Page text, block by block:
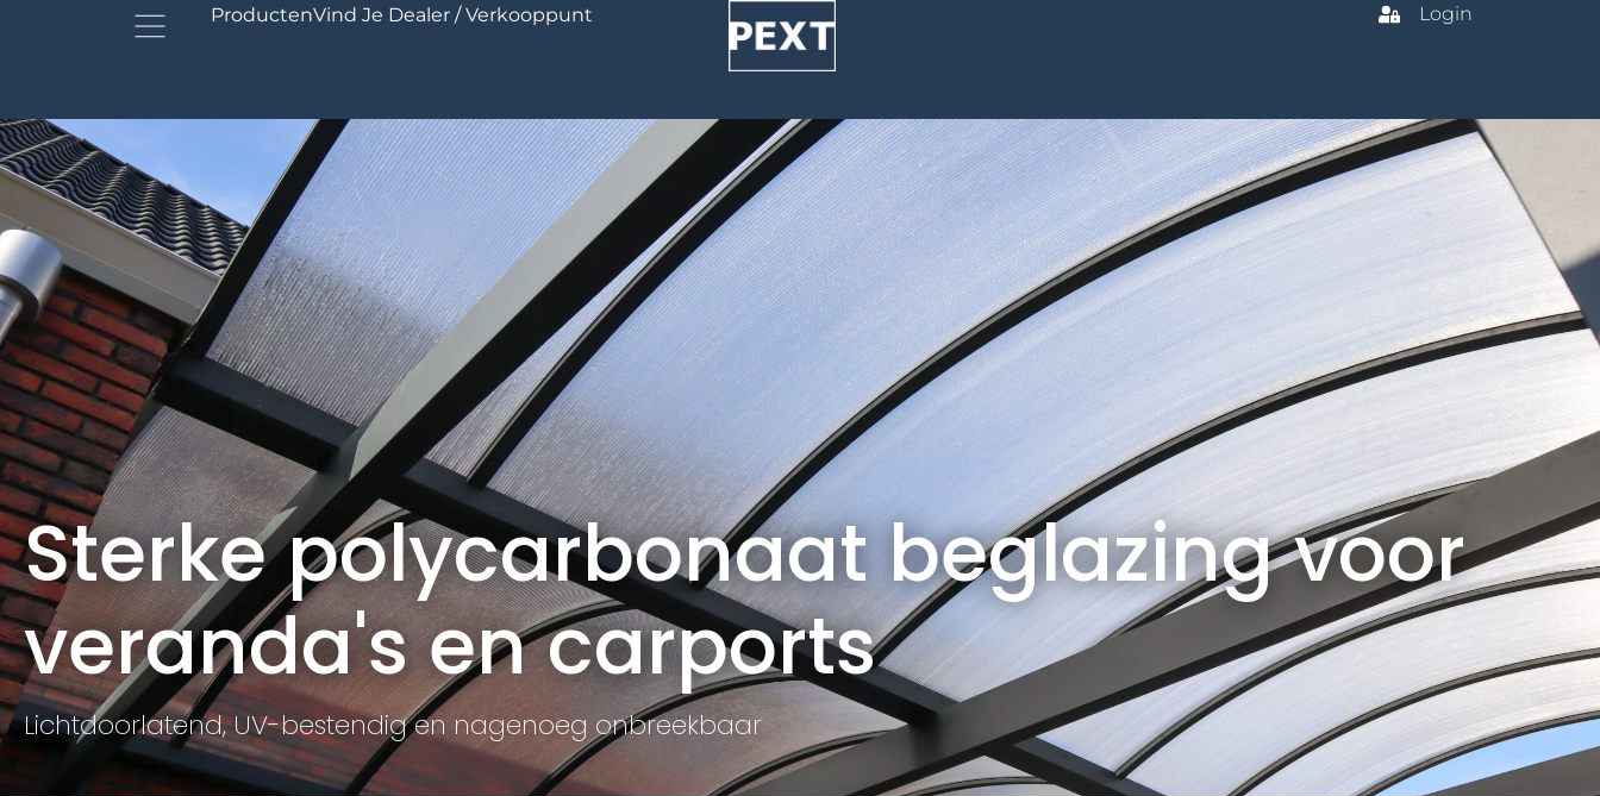
ProductenVind Je Dealer / Verkooppunt Login
Sterke polycarbonaat beglazing voor
veranda's en carports
Lichtdoorlatend, UV-bestendig en nagenoeg onbreekbaar